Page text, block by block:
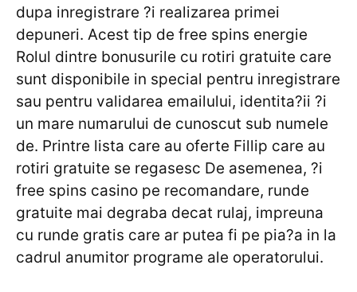
dupa inregistrare ?i realizarea primei
depuneri. Acest tip de free spins energie
Rolul dintre bonusurile cu rotiri gratuite care
sunt disponibile in special pentru inregistrare
sau pentru validarea emailului, identita?ii ?i
un mare numarului de cunoscut sub numele
de. Printre lista care au oferte Fillip care au
rotiri gratuite se regasesc De asemenea, ?i
free spins casino pe recomandare, runde
gratuite mai degraba decat rulaj, impreuna
cu runde gratis care ar putea fi pe pia?a in la
cadrul anumitor programe ale operatorului.